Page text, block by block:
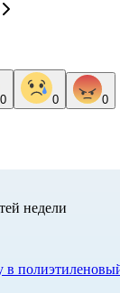
0 0 0
недели